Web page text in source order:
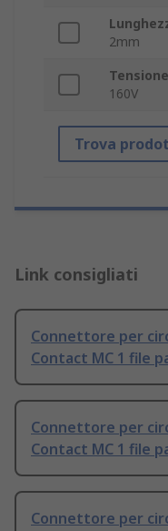
2mm
Tensione
160V
Trova
Link consigliati
Connettore per
Contact MC 1 file
Connettore per
Contact MC 1 file
Connettore per